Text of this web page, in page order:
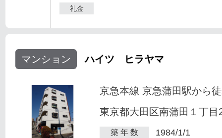
礼金
マンション ハイツ ヒラヤマ
京急本線 京急蒲田駅から
東京都大田区南蒲田１丁目
築 年 数 1984/1/1